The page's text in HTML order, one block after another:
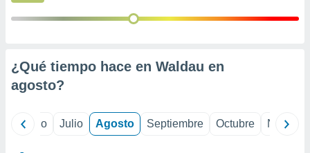
de
1199
¿Qué tiempo hace en Waldau en
agosto?
Junio Julio Agosto Septiembre Octubre